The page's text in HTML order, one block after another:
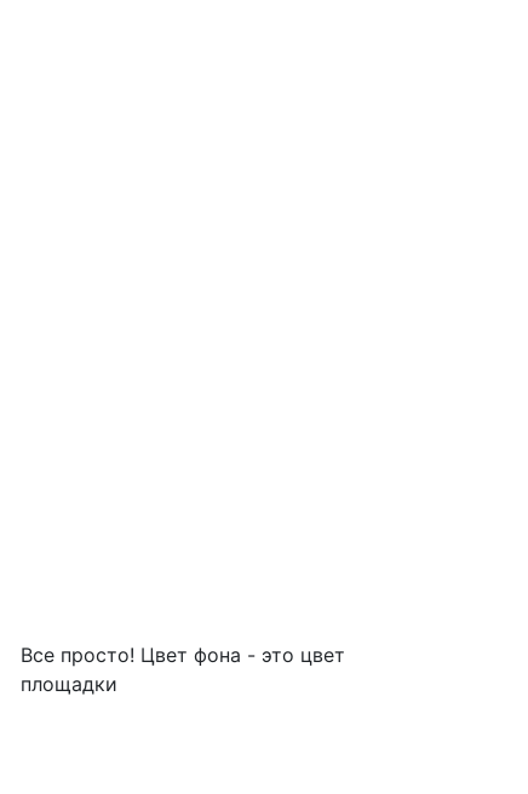
Все просто! Цвет фона - это цвет
площадки